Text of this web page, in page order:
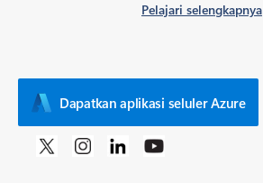
Pelajari selengkapnya
Dapatkan aplikasi seluler Azure